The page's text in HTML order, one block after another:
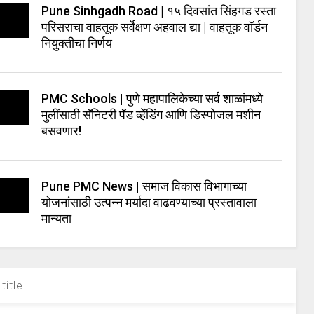
Pune Sinhgadh Road | १५ दिवसांत सिंहगड रस्ता
परिसराचा वाहतूक सर्वेक्षण अहवाल द्या | वाहतूक वॉर्डन
नियुक्तीचा निर्णय
PMC Schools | पुणे महापालिकेच्या सर्व शाळांमध्ये
मुलींसाठी सॅनिटरी पॅड व्हेंडिंग आणि डिस्पोजल मशीन
बसवणार!
Pune PMC News | समाज विकास विभागाच्या
योजनांसाठी उत्पन्न मर्यादा वाढवण्याच्या प्रस्तावाला
मान्यता